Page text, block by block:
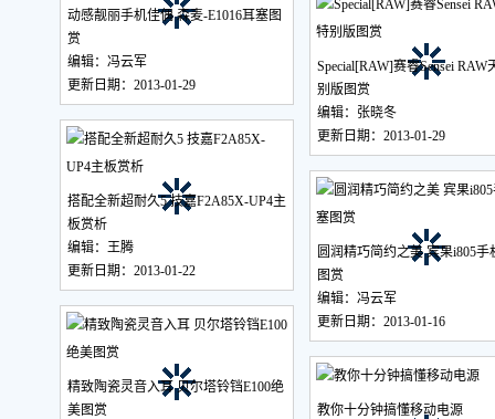
动感靓丽手机佳偶 森麦-E1016耳塞图
赏
编辑：冯云军
更新日期：2013-01-29
Special[RAW]赛睿Sensei RAW
别版图赏
编辑：张晓冬
更新日期：2013-01-29
搭配全新超耐久5 技嘉F2A85X-UP4主
板赏析
编辑：王腾
更新日期：2013-01-22
圆润精巧简约之美 宾果i805手
图赏
编辑：冯云军
更新日期：2013-01-16
精致陶瓷灵音入耳 贝尔塔铃铛E100绝
美图赏
教你十分钟搞懂移动电源